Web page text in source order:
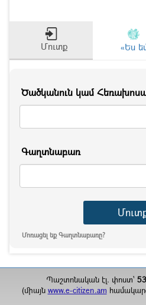
Մուտք «Ես
Ծածկանուն կամ
Գաղտնաբառ
Մոռացել եք Գաղտնաբառը?
Պաշտոնական էլ. փոստ`
(միայն www.e-citizen.am